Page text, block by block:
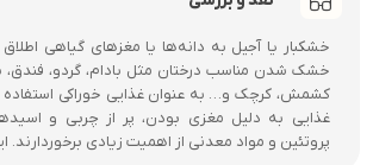
خشکبار یا آجیل به دانه‌ها یا مغزهای گیاهی
خشک شدن مناسب درختان مثل بادام، گردو، فندق،
کشمش، کرچک و… به عنوان غذایی خوراکی استفاده
غذایی به دلیل مغزی بودن، پر از چربی و
پروتئین و مواد معدنی از اهمیت زیادی برخوردارند.